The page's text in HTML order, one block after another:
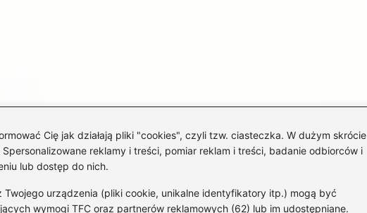
Cię jak działają pliki "cookies", czyli tzw. ciasteczka. W dużym skrócie
reklamy i treści, pomiar reklam i treści, badanie odbiorców i
lub dostęp do nich.
urządzenia (pliki cookie, unikalne identyfikatory itp.) mogą być
wymogi TFC oraz partnerów reklamowych (62) lub im udostępniane.